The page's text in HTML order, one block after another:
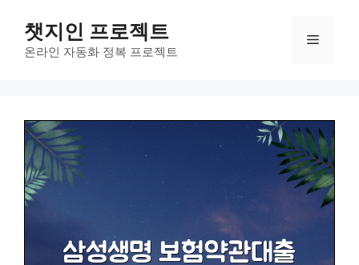
챗지인 프로젝트
온라인 자동화 정복 프로젝트
메